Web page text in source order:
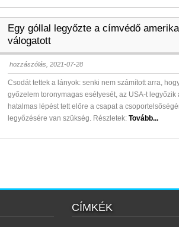
Egy góllal legyőzte a címvédő
válogatott
hozzászólás, 2021-07-28
Csodát tettek a lányok: senki nem számított arra,
győzelem toronymagas esélyesét, az USA-t legyőzik
hatalmas lépést tett előre a csapat a
legyőzésére van szükség. Részletek:Tovább...
CÍMKÉK